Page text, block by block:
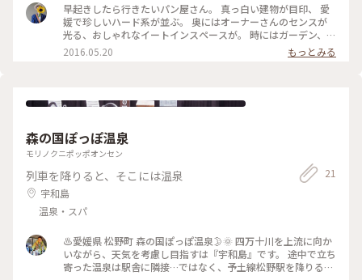
早起きしたら行きたいパン屋さん。 真っ白い建物が目印、 愛
媛で珍しいハード系が並ぶ。 奥にはオーナーさんのセンスが
光る、おしゃれなイートインスペースが。 時にはガーデン、時
にはギャラリーに変わり、お客さんを飽きさせない。 #朝時間
#愛媛 #東温市 #BoulangerieMaison辻 #パン屋巡り
2016.05.20 もっとみる
森の国ぽっぽ温泉
モリノクニポッポオンセン
列車を降りると、そこには温泉
宇和島
温泉・スパ
21
♨️愛媛県 松野町 森の国ぽっぽ温泉🌛🌞 四万十川を上流に向か
いながら、天気を考慮し目指すは『宇和島』です。 途中で立ち
寄った温泉は駅舎に隣接…ではなく、予土線松野駅を降りると